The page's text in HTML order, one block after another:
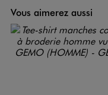
Vous aimerez aussi